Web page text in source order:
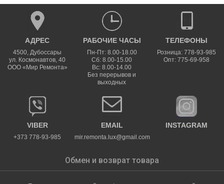
АДРЕС
4500,Дубоссары
ул. Космонавтов, 40
ООО «Мир Ремонта»
РАБОЧИЕ ЧАСЫ
Пн-Пт: 8.00-18.00
Сб: 8.00-15.00
Вс: 8.00-14.00
Без перерывов и
выходных
ТЕЛЕФОНЫ
Розница: 778-93-985
Опт: 775-69-958
VIBER
+373 778-93-985
EMAIL
mir.remonta.lux@gmail.com
INSTAGRAM
Обмен и возврат товара